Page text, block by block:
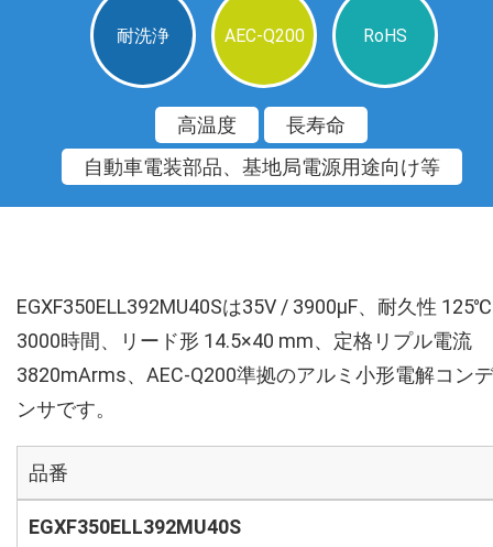
耐洗浄 AEC-Q200 RoHS
高温度
長寿命
自動車電装部品、基地局電源用途向け等
EGXF350ELL392MU40Sは35V / 3900µF、耐久性 125℃
3000時間、リード形 14.5×40 mm、定格リプル電流
3820mArms、AEC-Q200準拠のアルミ小形電解コンデ
ンサです。
品番
EGXF350ELL392MU40S